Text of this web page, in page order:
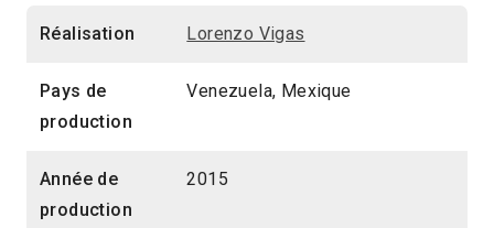
Réalisation Lorenzo Vigas
Pays de
production
Venezuela, Mexique
Année de
production
2015